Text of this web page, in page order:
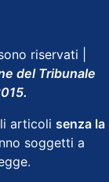
riservati |
del Tribunale
articoli senza la
soggetti a